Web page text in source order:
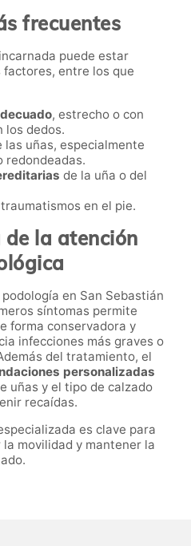
frecuentes
puede estar
entre los que
, estrecho o con
los dedos.
uñas, especialmente
redondeadas.
de la uña o del
en el pie.
la atención
en San Sebastián
síntomas permite
forma conservadora y
infecciones más graves o
del tratamiento, el
personalizadas
uñas y el tipo de calzado
recaídas.
es clave para
movilidad y mantener la